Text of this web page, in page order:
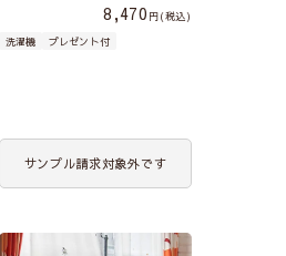
8,470
税込
洗濯機
プレゼント付
サンプル請求対象外です